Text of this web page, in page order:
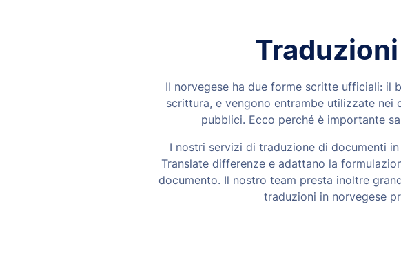
Il norvegese ha due forme scritte ufficiali: il
scrittura, e vengono entrambe utilizzate
pubblici. Ecco perché è importante
I nostri servizi di traduzione di documenti
Translate differenze e adattano la
documento. Il nostro team presta inoltre
traduzioni in norvegese